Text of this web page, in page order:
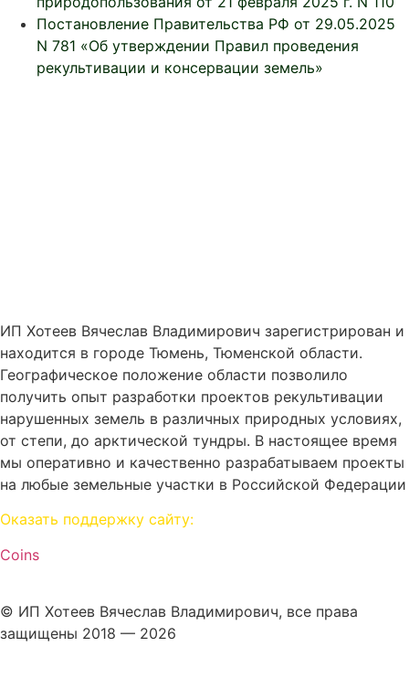
Постановление Правительства РФ от 29.05.2025
N 781 «Об утверждении Правил проведения
рекультивации и консервации земель»
ИП Хотеев Вячеслав Владимирович зарегистрирован и
находится в городе Тюмень, Тюменской области.
Географическое положение области позволило
получить опыт разработки проектов рекультивации
нарушенных земель в различных природных условиях,
от степи, до арктической тундры. В настоящее время
мы оперативно и качественно разрабатываем проекты
на любые земельные участки в Российской Федерации
Оказать поддержку сайту:
Coins
© ИП Хотеев Вячеслав Владимирович, все права
защищены 2018 — 2026